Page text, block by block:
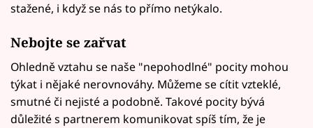
stažené, i když se nás to přímo netýkalo.
Nebojte se zařvat
Ohledně vztahu se naše "nepohodlné" pocity mohou
týkat i nějaké nerovnováhy. Můžeme se cítit vzteklé,
smutné či nejisté a podobně. Takové pocity bývá
důležité s partnerem komunikovat spíš tím, že je